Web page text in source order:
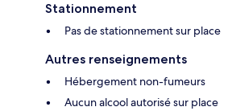
Stationnement
Pas de stationnement sur place
Autres renseignements
Hébergement non-fumeurs
Aucun alcool autorisé sur place